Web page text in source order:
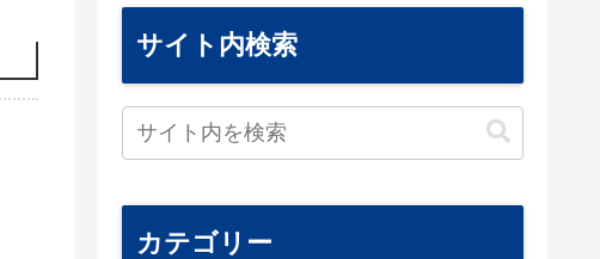
サイト内検索
カテゴリー